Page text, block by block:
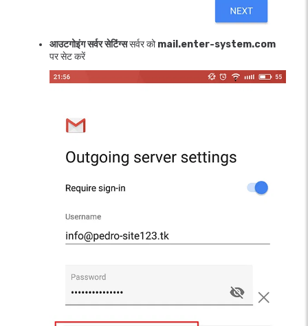
आउटगोइंग सर्वर सेटिंग्ससर्वर कोmail.enter-system.com
पर सेट करें